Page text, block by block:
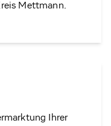
Mettmann.
Ihrer